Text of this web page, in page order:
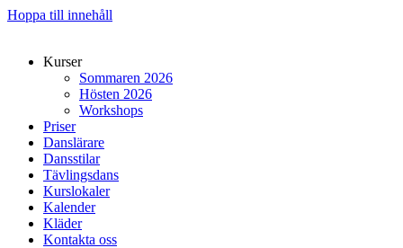
Hoppa till innehåll
Kurser
Sommaren 2026
Hösten 2026
Workshops
Priser
Danslärare
Dansstilar
Tävlingsdans
Kurslokaler
Kalender
Kläder
Kontakta oss